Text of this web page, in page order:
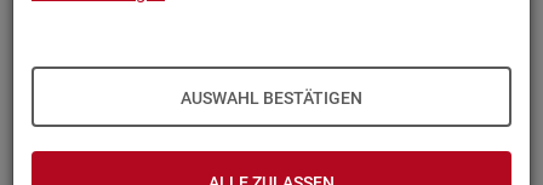
AUSWAHL BESTÄTIGEN
kon­ti­nu­ier­lich durch­ge­führt wer­den.
Die Web­sei­ten sind mit den ge­nann­ten An­for­de­run­gen teil­